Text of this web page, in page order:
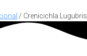
/ Crenicichla Lugubris